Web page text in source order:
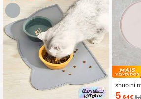
4,63 8 Seguidores
shuo ni
ara
5 ,64€